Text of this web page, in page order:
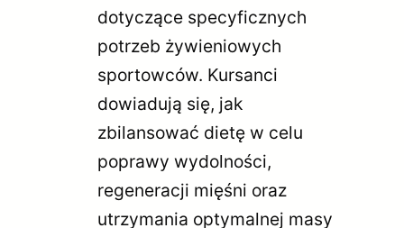
dotyczące specyficznych
potrzeb żywieniowych
sportowców. Kursanci
dowiadują się, jak
zbilansować dietę w celu
poprawy wydolności,
regeneracji mięśni oraz
utrzymania optymalnej masy